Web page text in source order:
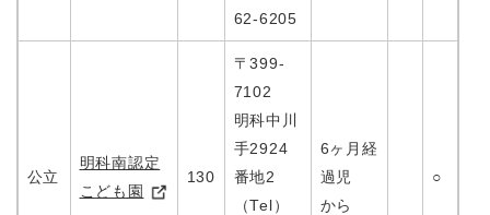
62-6205
公立
明科南認定
こども園
130
〒399-
7102
明科中川
手2924
番地2
（Tel）
6ヶ月経
過児
から
○